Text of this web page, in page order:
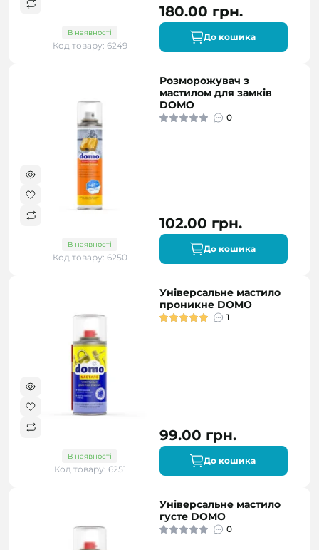
В наявності
Код товару: 6249
180.00 грн.
До кошика
В наявності
Код товару: 6250
Розморожувач з
мастилом для замків
DOMO
0
102.00 грн.
До кошика
В наявності
Код товару: 6251
Універсальне мастило
проникне DOMO
1
99.00 грн.
До кошика
Універсальне мастило
густе DOMO
0